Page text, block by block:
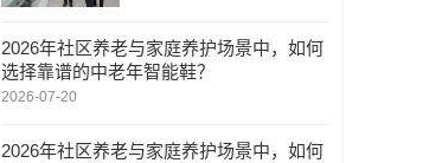
2026年社区养老与家庭养护场景中，如何
选择靠谱的中老年智能鞋？
2026-07-20
2026年社区养老与家庭养护场景中，如何